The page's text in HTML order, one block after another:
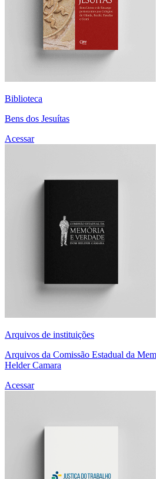
Biblioteca
Bens dos Jesuítas
Acessar
Arquivos de instituições
Arquivos da Comissão Estadual da
Helder Camara
Acessar